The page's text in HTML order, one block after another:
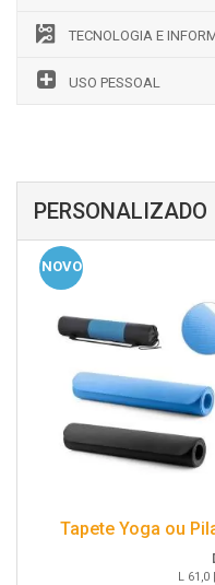
TECNOLOGIA E
USO PESSOAL
PERSONALIZADO
NOVO
Tapete Yoga ou
L 61,0